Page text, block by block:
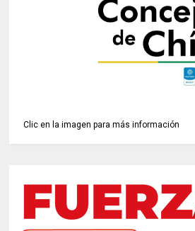
Clic en la imagen para más información